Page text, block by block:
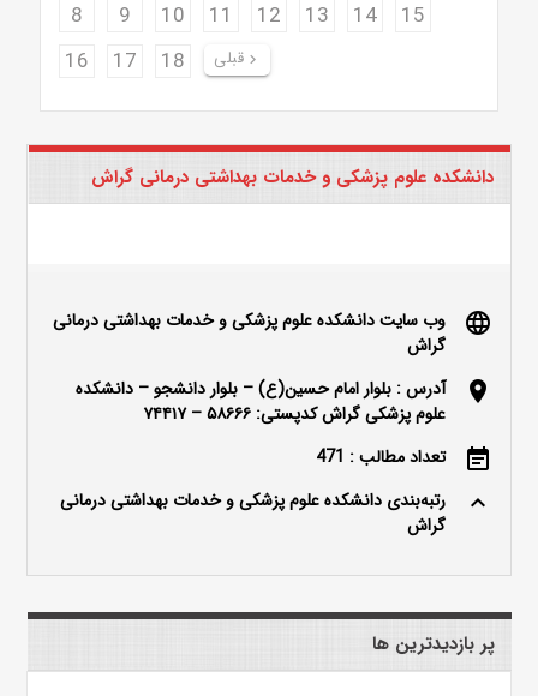
8
9 10 11 12 13 14
15
16
17 18 keyboard_arrow_right قبلی
دانشکده علوم پزشکی و خدمات بهداشتی درمانی گراش
language
وب سایت دانشکده علوم پزشکی و خدمات بهداشتی درمانی
گراش
location_on
آدرس : بلوار امام حسین(ع) – بلوار دانشجو – دانشکده
علوم پزشکی گراش کدپستی: ۵۸۶۶۶ – ۷۴۴۱۷
event_note تعداد مطالب : 471
keyboard_arrow_up
رتبه‌بندی دانشکده علوم پزشکی و خدمات بهداشتی درمانی
گراش
پر بازدیدترین ها